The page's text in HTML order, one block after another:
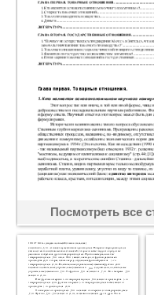
Посмотреть все